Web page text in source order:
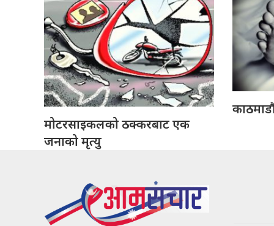
मोटरसाइकलको ठक्करबाट एक
जनाको मृत्यु